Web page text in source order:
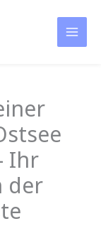
Ihr
der